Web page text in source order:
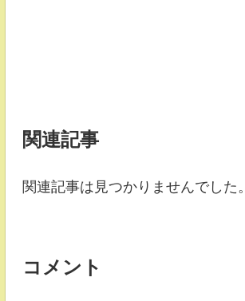
関連記事
関連記事は見つかりませんでした。
コメント